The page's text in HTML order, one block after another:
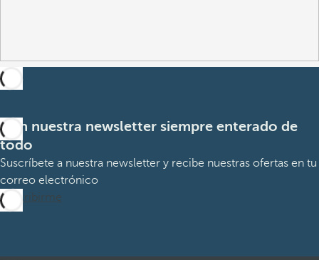
Con nuestra newsletter siempre enterado de
todo
Suscríbete a nuestra newsletter y recibe nuestras ofertas en tu
correo electrónico
Suscribirme